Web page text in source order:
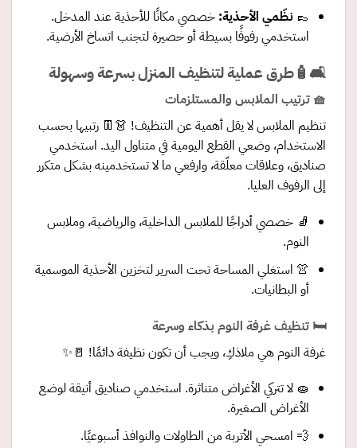
👞 نظّمي الأحذية: خصصي مكانًا للأحذية عند المدخل.
استخدمي رفوفًا بسيطة أو حصيرة لتجنب اتساخ الأرضية.
🛋️🧴طرق عملية لتنظيف المنزل بسرعة وسهولة
🧺 ترتيب الملابس والمستلزمات
تنظيم الملابس لا يقل أهمية عن التنظيف! 👗👖 رتبيها بحسب
الاستخدام، وضعي القطع اليومية في متناول اليد. استخدمي
صناديق، وعلاقات معلّقة، وارفعي ما لا تستخدمينه بشكل متكرر
إلى الرفوف العليا.
🧦 خصصي أدراجًا للملابس الداخلية، والرياضية، وملابس
النوم.
👚 استغلي المساحة تحت السرير لتخزين الأحذية الموسمية
أو البطانيات.
🛏️ تنظيف غرفة النوم بذكاء وسرعة
غرفة النوم هي ملاذكِ، ويجب أن تكون نظيفة دائمًا! 🚪✨
🧽 لا تتركي الأغراض متناثرة. استخدمي صناديق أنيقة لوضع
الأغراض الصغيرة.
💨 امسحي الأتربة من الطاولات والنوافذ أسبوعيًا.